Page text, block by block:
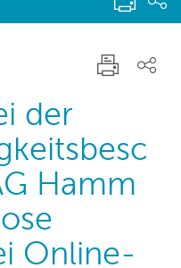
der
Hamm
Online-